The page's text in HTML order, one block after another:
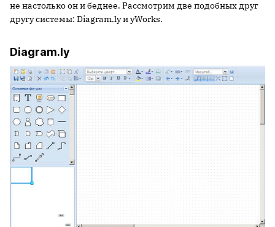
не настолько он и беднее. Рассмотрим две подобных друг
другу системы: Diagram.ly и yWorks.
Diagram.ly